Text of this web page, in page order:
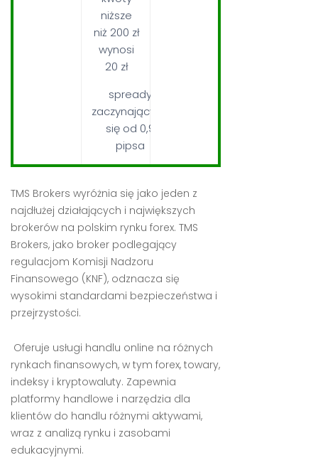
niższe
niż 200 zł
wynosi
20 zł
spready
zaczynającymi
się od 0,9
pipsa
TMS Brokers wyróżnia się jako jeden z
najdłużej działających i największych
brokerów na polskim rynku forex. TMS
Brokers, jako broker podlegający
regulacjom Komisji Nadzoru
Finansowego (KNF), odznacza się
wysokimi standardami bezpieczeństwa i
przejrzystości.
Oferuje usługi handlu online na różnych
rynkach finansowych, w tym forex, towary,
indeksy i kryptowaluty. Zapewnia
platformy handlowe i narzędzia dla
klientów do handlu różnymi aktywami,
wraz z analizą rynku i zasobami
edukacyjnymi.